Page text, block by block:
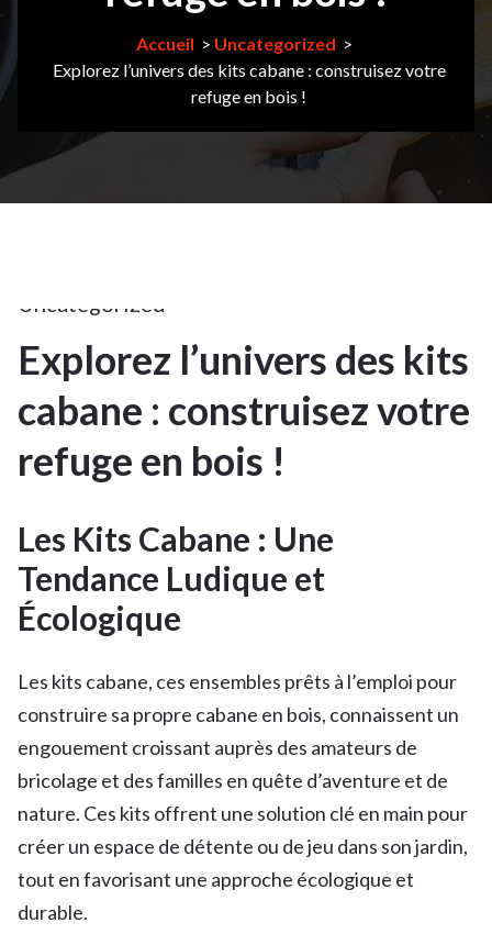
Accueil > Uncategorized >
Explorez l’univers des kits cabane : construisez votre
refuge en bois !
14
MAR
14Mar
Uncategorized
Explorez l’univers des kits
cabane : construisez votre
refuge en bois !
Les Kits Cabane : Une
Tendance Ludique et
Écologique
Les kits cabane, ces ensembles prêts à l’emploi pour
construire sa propre cabane en bois, connaissent un
engouement croissant auprès des amateurs de
bricolage et des familles en quête d’aventure et de
nature. Ces kits offrent une solution clé en main pour
créer un espace de détente ou de jeu dans son jardin,
tout en favorisant une approche écologique et
durable.